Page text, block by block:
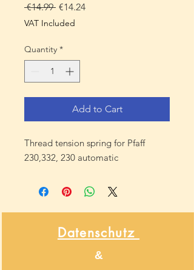
€14.99 Regular
Price
€14.24Sale
VAT Included
Quantity *
Add to Cart
Thread tension spring for Pfaff
230,332, 230 automatic
Datenschutz
&